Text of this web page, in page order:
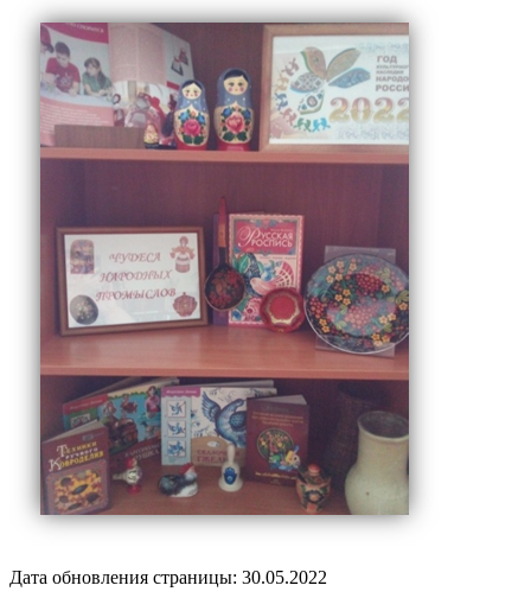
Дата обновления страницы: 30.05.2022